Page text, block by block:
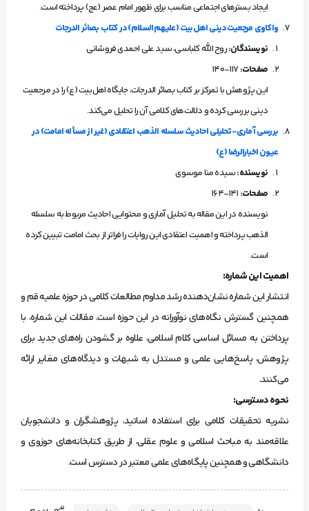
ایجاد بسترهای اجتماعی مناسب برای ظهور امام عصر (عج) پرداخته است.
واکاوی مرجعیت دینی اهل‌بیت (علیهم‌السلام) در کتاب بصائر الدرجات
نویسندگان:روح الله کلباسی، سید علی احمدی فروشانی
صفحات:
117-140
این پژوهش با تمرکز بر کتاب بصائر الدرجات، جایگاه اهل‌بیت (ع) را در مرجعیت
دینی بررسی کرده و دلالت‌های کلامی آن را تحلیل می‌کند.
بررسی آماری-تحلیلی احادیث سلسله الذهب اعتقادی (غیر از مسأله امامت) در
عیون اخبارالرضا (ع)
نویسنده:سیده منا موسوی
صفحات:
نویسنده در این مقاله به تحلیل آماری و محتوایی احادیث مربوط به سلسله
الذهب پرداخته و اهمیت اعتقادی این روایات را فراتر از بحث امامت تبیین کرده
است.
اهمیت این شماره:
انتشار این شماره نشان‌دهنده رشد مداوم مطالعات کلامی در حوزه علمیه قم و
همچنین گسترش نگاه‌های نوآورانه در این حوزه است. مقالات این شماره، با
پرداختن به مسائل اساسی کلام اسلامی، علاوه بر گشودن راه‌های جدید برای
پژوهش، پاسخ‌هایی علمی و مستدل به شبهات و دیدگاه‌های مغایر ارائه
می‌کنند.
نحوه دسترسی:
نشریه تحقیقات کلامی برای استفاده اساتید، پژوهشگران و دانشجویان
علاقه‌مند به مباحث اسلامی و علوم عقلی، از طریق کتابخانه‌های حوزوی و
دانشگاهی و همچنین پایگاه‌های علمی معتبر در دسترس است.